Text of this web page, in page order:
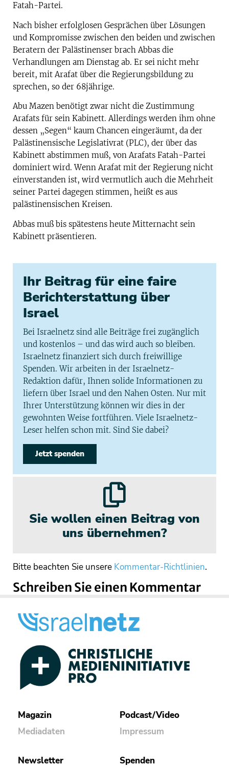
Fatah-Partei.
Nach bisher erfolglosen Gesprächen über Lösungen
und Kompromisse zwischen den beiden und zwischen
Beratern der Palästinenser brach Abbas die
Verhandlungen am Dienstag ab. Er sei nicht mehr
bereit, mit Arafat über die Regierungsbildung zu
sprechen, so der 68jährige.
Abu Mazen benötigt zwar nicht die Zustimmung
Arafats für sein Kabinett. Allerdings werden ihm ohne
dessen „Segen“ kaum Chancen eingeräumt, da der
Palästinensische Legislativrat (PLC), der über das
Kabinett abstimmen muß, von Arafats Fatah-Partei
dominiert wird. Wenn Arafat mit der Regierung nicht
einverstanden ist, wird vermutlich auch die Mehrheit
seiner Partei dagegen stimmen, heißt es aus
palästinensischen Kreisen.
Abbas muß bis spätestens heute Mitternacht sein
Kabinett präsentieren.
Ihr Beitrag für eine faire
Berichterstattung über
Israel
Bei Israelnetz sind alle Beiträge frei zugänglich
und kostenlos – und das wird auch so bleiben.
Israelnetz finanziert sich durch freiwillige
Spenden. Wir arbeiten in der Israelnetz-
Redaktion dafür, Ihnen solide Informationen zu
liefern über Israel und den Nahen Osten. Nur mit
Ihrer Unterstützung können wir dies in der
gewohnten Weise fortführen. Viele Israelnetz-
Leser helfen schon mit. Sind Sie dabei?
Jetzt spenden
Sie wollen einen Beitrag von
uns übernehmen?
Bitte beachten Sie unsere Kommentar-Richtlinien.
Schreiben Sie einen Kommentar
Magazin
Mediadaten
Podcast/Video
Impressum
Newsletter Spenden